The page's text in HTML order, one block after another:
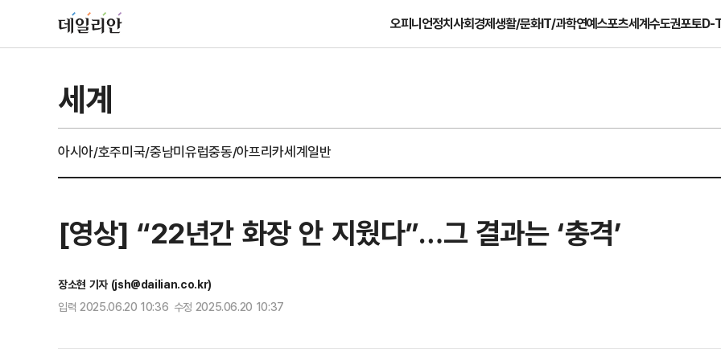
오피니언정치사회경제생활/문화IT/과학연예스포츠세계수도권포토D-
세계
아시아/호주미국/중남미유럽중동/아프리카세계일반
[영상] “22년간 화장 안 지웠다”…그 결과는 ‘충격’
장소현 기자 (jsh@dailian.co.kr)
입력 2025.06.20 10:36 수정 2025.06.20 10:37